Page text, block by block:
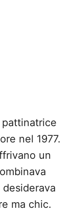
pattinatrice
nel 1977.
un
ma chic.